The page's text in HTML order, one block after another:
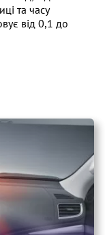
та часу
від 0,1 до